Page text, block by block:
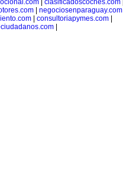
clasificadoscoches.com
negociosenparaguay.com
| consultoriapymes.com|
|